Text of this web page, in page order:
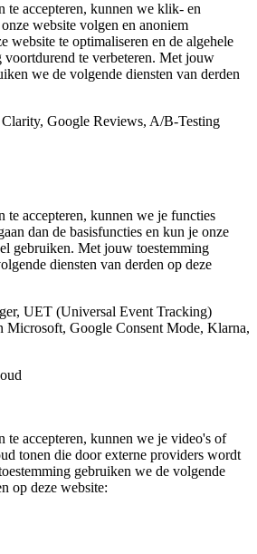
te accepteren, kunnen we klik- en
website volgen en anoniem
website te optimaliseren en de algehele
voortdurend te verbeteren. Met jouw
we de volgende diensten van derden
Google Reviews, A/B-Testing
te accepteren, kunnen we je functies
dan de basisfuncties en kun je onze
gebruiken. Met jouw toestemming
diensten van derden op deze
UET (Universal Event Tracking)
Microsoft, Google Consent Mode, Klarna,
te accepteren, kunnen we je video's of
tonen die door externe providers wordt
gebruiken we de volgende
op deze website: